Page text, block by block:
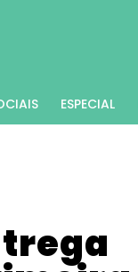
ESPECIAL